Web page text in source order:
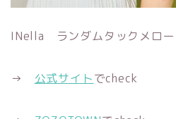
INella ランダムタックメロー
→ 公式サイトでcheck